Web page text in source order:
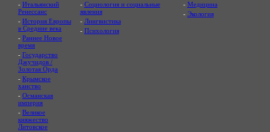
- Итальянский
Ренессанс
- История Европы
в Средние века
- Раннее Новое
время
- Государство
Джучидов /
Золотая Орда
- Крымское
ханство
- Османская
империя
- Великое
княжество
Литовское
- Социология и социальные
явления
- Лингвистика
- Психология
- Медицина
- Экология